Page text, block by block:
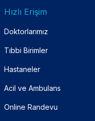
Hızlı Erişim
Doktorlarımız
Tıbbi Birimler
Hastaneler
Acil ve Ambulans
Online Randevu